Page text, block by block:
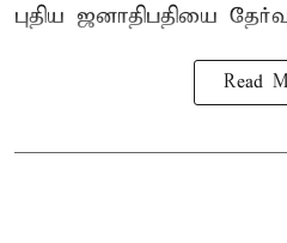
புதிய ஜனாதிபதியை
Read